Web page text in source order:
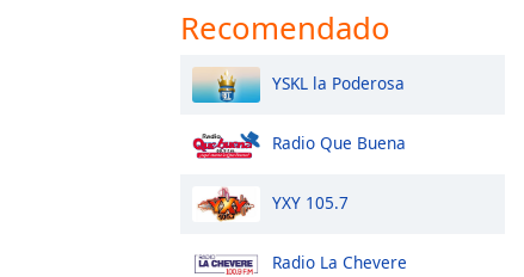
Recomendado
YSKL la Poderosa
Radio Que Buena
YXY 105.7
Radio La Chevere